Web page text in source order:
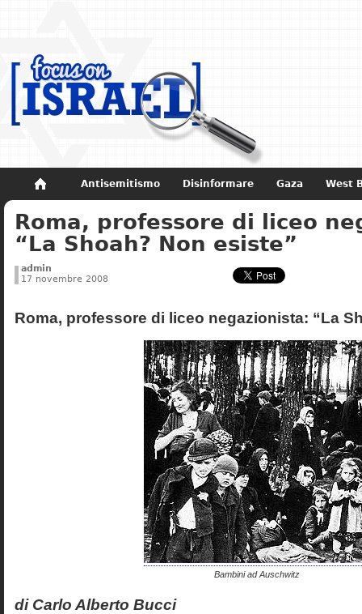
Antisemitismo Disinformare Gaza West
Non dimenticare Storia di Israele
Roma, professore di liceo
“La Shoah? Non esiste”
admin
17 novembre 2008
Roma, professore di liceo negazionista: “La
Bambini ad Auschwitz
di Carlo Alberto Bucci